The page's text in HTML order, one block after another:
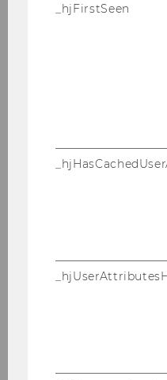
Workshop
Framing anhand
Zielgruppen für alte
Workshop Soziale
Workshop Covid-
Workshop Faire
Workshop Die Kraft
Workshop
_hjFirstSeen